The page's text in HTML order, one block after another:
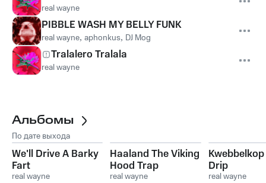
real wayne
PIBBLE WASH MY BELLY FUNK
real wayne, aphonkus, DJ Mog
Tralalero Tralala
real wayne
Альбомы
По дате выхода
We'll Drive A Barky
Fart
real wayne
Haaland The Viking
Hood Trap
real wayne
Drip
real wayne